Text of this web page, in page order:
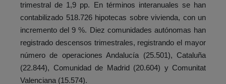
trimestral de 1,9 pp. En términos interanuales se han
contabilizado 518.726 hipotecas sobre vivienda, con un
incremento del 9 %. Diez comunidades autónomas han
registrado descensos trimestrales, registrando el mayor
número de operaciones Andalucía (25.501), Cataluña
(22.844), Comunidad de Madrid (20.604) y Comunitat
Valenciana (15.574).